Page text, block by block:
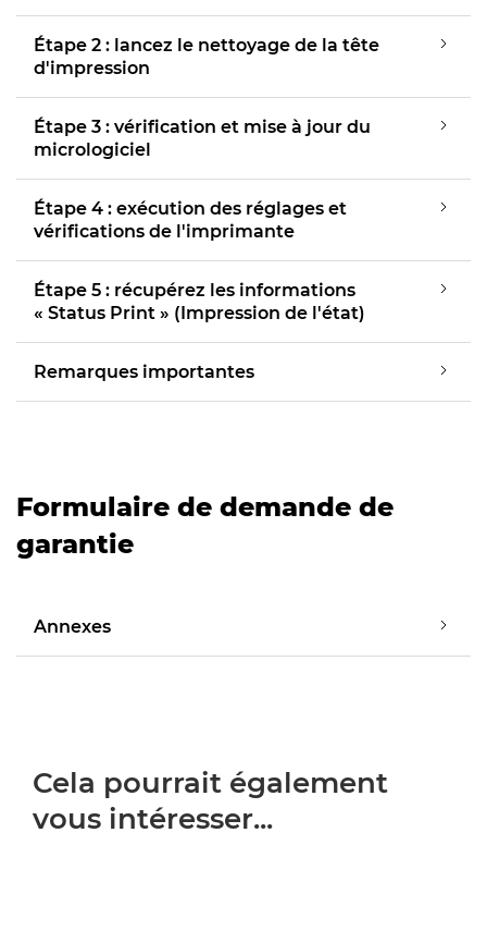
Étape 2 : lancez le nettoyage de la tête
d'impression
Étape 3 : vérification et mise à jour du
micrologiciel
Étape 4 : exécution des réglages et
vérifications de l'imprimante
Étape 5 : récupérez les informations
« Status Print » (Impression de l'état)
Remarques importantes
Formulaire de demande de
garantie
Annexes
Cela pourrait également
vous intéresser...